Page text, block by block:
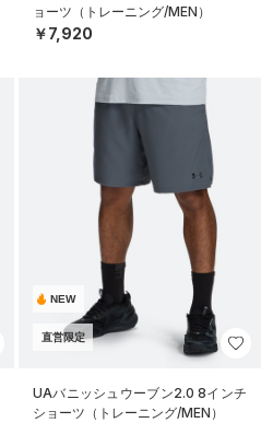
ョーツ（トレーニング/MEN）
￥7,920
NEW
直営限定
UAバニッシュウーブン2.0 8インチ
ショーツ（トレーニング/MEN）